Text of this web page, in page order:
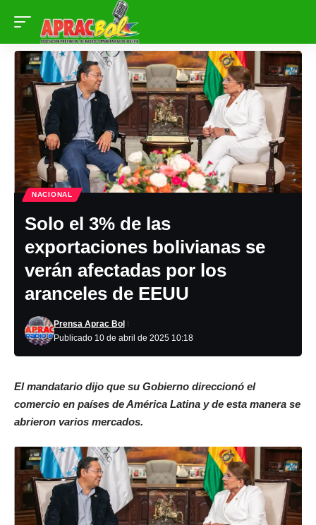
NACIONAL
Solo el 3% de las
exportaciones bolivianas se
verán afectadas por los
aranceles de EEUU
Publicado 10 de abril de 2025 10:18
Prensa Aprac Bol
El mandatario dijo que su Gobierno direccionó el
comercio en países de América Latina y de esta manera se
abrieron varios mercados.